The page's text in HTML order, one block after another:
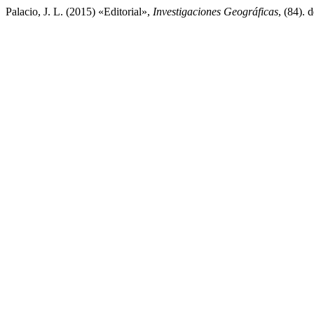
Palacio, J. L. (2015) «Editorial», Investigaciones Geográficas, (84).